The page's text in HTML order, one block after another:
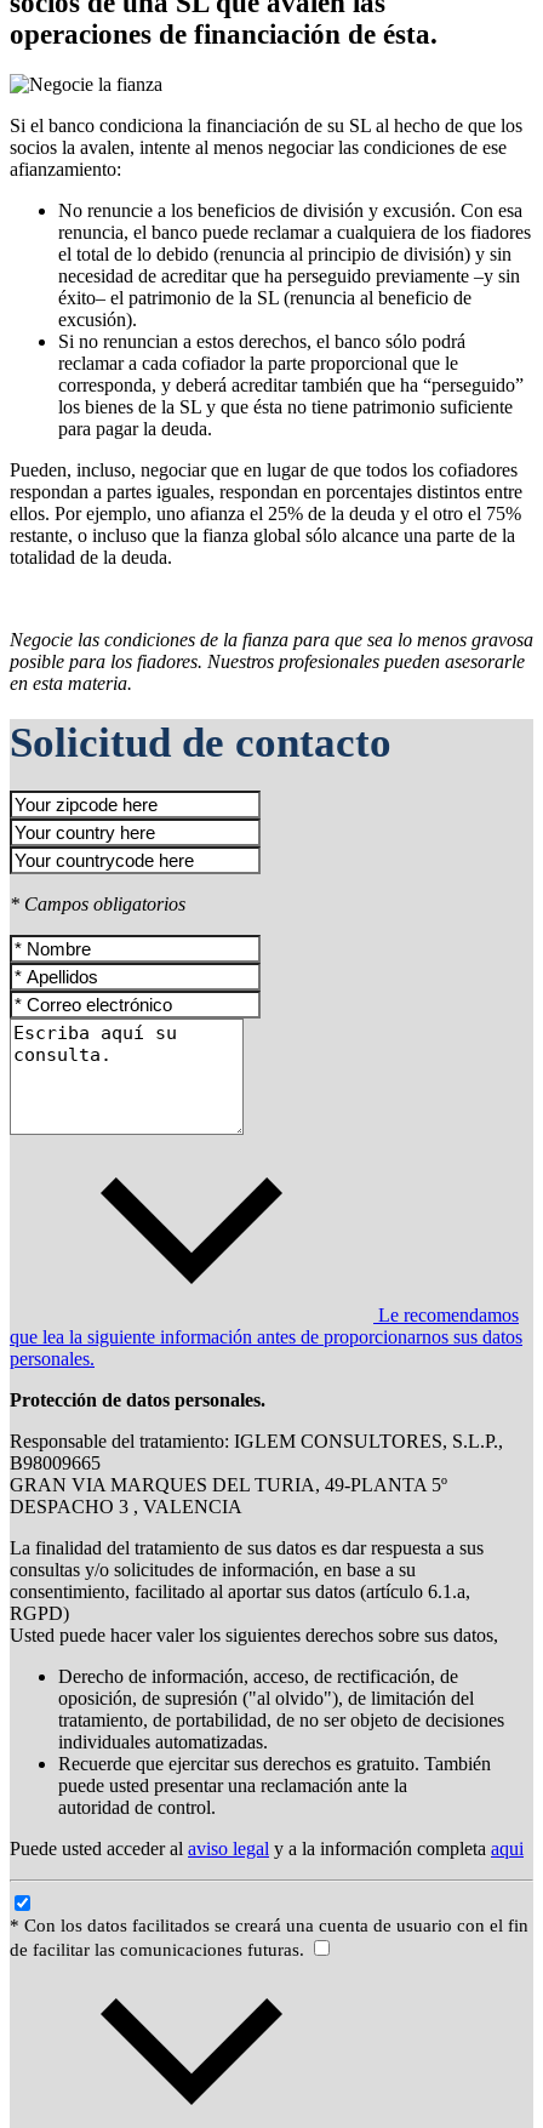
operaciones de financiación de ésta.
Si el banco condiciona la financiación de su SL al hecho de que los
socios la avalen, intente al menos negociar las condiciones de ese
afianzamiento:
No renuncie a los beneficios de división y excusión. Con esa
renuncia, el banco puede reclamar a cualquiera de los fiadores
el total de lo debido (renuncia al principio de división) y sin
necesidad de acreditar que ha perseguido previamente –y sin
éxito– el patrimonio de la SL (renuncia al beneficio de
excusión).
Si no renuncian a estos derechos, el banco sólo podrá
reclamar a cada cofiador la parte proporcional que le
corresponda, y deberá acreditar también que ha “perseguido”
los bienes de la SL y que ésta no tiene patrimonio suficiente
para pagar la deuda.
Pueden, incluso, negociar que en lugar de que todos los cofiadores
respondan a partes iguales, respondan en porcentajes distintos entre
ellos. Por ejemplo, uno afianza el 25% de la deuda y el otro el 75%
restante, o incluso que la fianza global sólo alcance una parte de la
totalidad de la deuda.
Negocie las condiciones de la fianza para que sea lo menos gravosa
posible para los fiadores. Nuestros profesionales pueden asesorarle
en esta materia.
Solicitud de contacto
* Campos obligatorios
Le recomendamos
que lea la siguiente información antes de proporcionarnos sus datos
personales.
Protección de datos personales.
Responsable del tratamiento: IGLEM CONSULTORES, S.L.P.,
B98009665
GRAN VIA MARQUES DEL TURIA, 49-PLANTA 5º
DESPACHO 3 , VALENCIA
La finalidad del tratamiento de sus datos es dar respuesta a sus
consultas y/o solicitudes de información, en base a su
consentimiento, facilitado al aportar sus datos (artículo 6.1.a,
RGPD)
Usted puede hacer valer los siguientes derechos sobre sus datos,
Derecho de información, acceso, de rectificación, de
oposición, de supresión ("al olvido"), de limitación del
tratamiento, de portabilidad, de no ser objeto de decisiones
individuales automatizadas.
Recuerde que ejercitar sus derechos es gratuito. También
puede usted presentar una reclamación ante la
autoridad de control.
Puede usted acceder al aviso legal y a la información completa aqui
* Con los datos facilitados se creará una cuenta de usuario con el fin
de facilitar las comunicaciones futuras.